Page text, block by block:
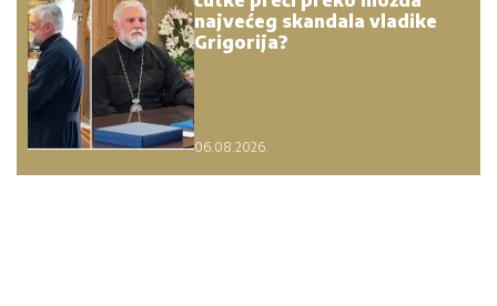
najvećeg skandala vladike
Grigorija?
06.08.2026.